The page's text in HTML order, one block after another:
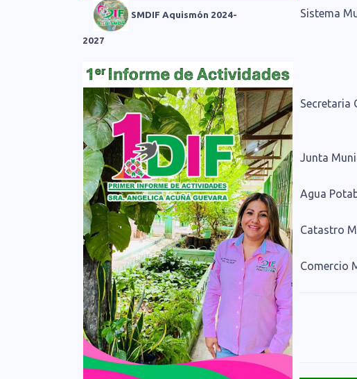
SMDIF Aquismón 2024-
2027
Sistema
Secretaria
Junta
Agua
Catastro
Comercio